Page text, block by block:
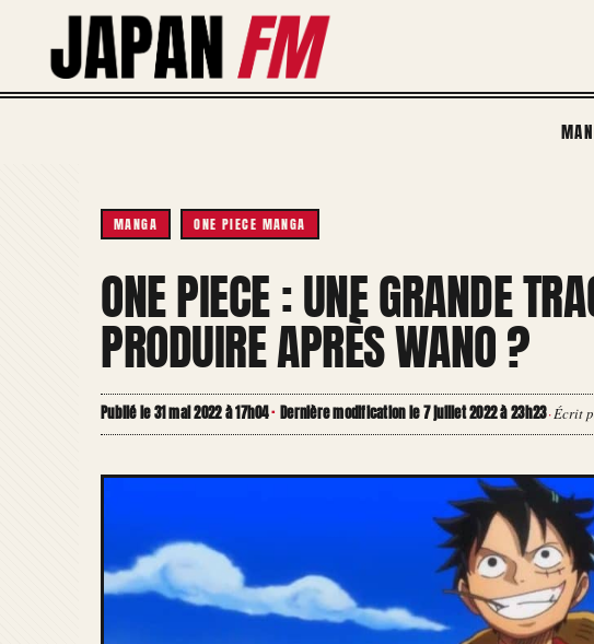
contenu
MANGA ONE PIECE MANGA
ONE PIECE : UNE GRANDE
PRODUIRE APRÈS WANO ?
Publié le 31 mai 2022 à 17h04· Dernière modification le 7 juillet 2022 à 23h23·Écrit